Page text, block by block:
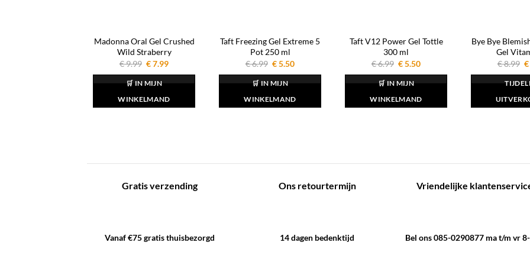
Madonna Oral Gel Crushed
Wild Straberry
€9.99 Oorspronkelijke
was:
€ 9.99.
€7.99Huidige
🛒 IN MIJN
WINKELMAND
Taft Freezing Gel Extreme 5
Pot 250 ml
€6.99 Oorspronkelijke
was:
€ 6.99.
€5.50Huidige
🛒 IN MIJN
WINKELMAND
Taft V12 Power Gel Tottle
300 ml
€6.99 Oorspronkelijke
was:
€ 6.99.
€5.50Huidige
🛒 IN MIJN
WINKELMAND
Bye Bye
Gel
€8.99
€
€
Gratis verzending
Vanaf €75 gratis thuisbezorgd
Ons retourtermijn
14 dagen bedenktijd
Vriendelijke
Bel ons 085-0290877 ma t/m vr